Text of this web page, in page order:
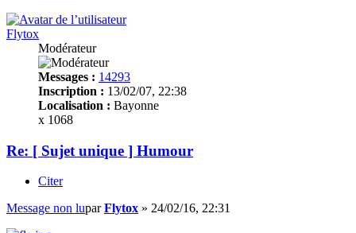
Flytox
Modérateur
Messages : 14293
Inscription : 13/02/07, 22:38
Localisation : Bayonne
x 1068
Re: [ Sujet unique ] Humour
Citer
Message non luparFlytox » 24/02/16, 22:31